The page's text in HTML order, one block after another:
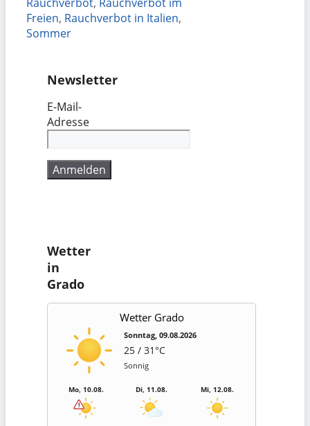
Freien, Rauchverbot in Italien,
Sommer
Newsletter
E-Mail-
Adresse
Wetter
in
Grado
Wetter Grado
Sonntag, 09.08.2026
25 / 31°C
Sonnig
Mo, 10.08. Di, 11.08. Mi, 12.08.